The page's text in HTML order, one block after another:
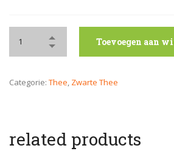
Toevoegen aan
Categorie: Thee, Zwarte Thee
related products